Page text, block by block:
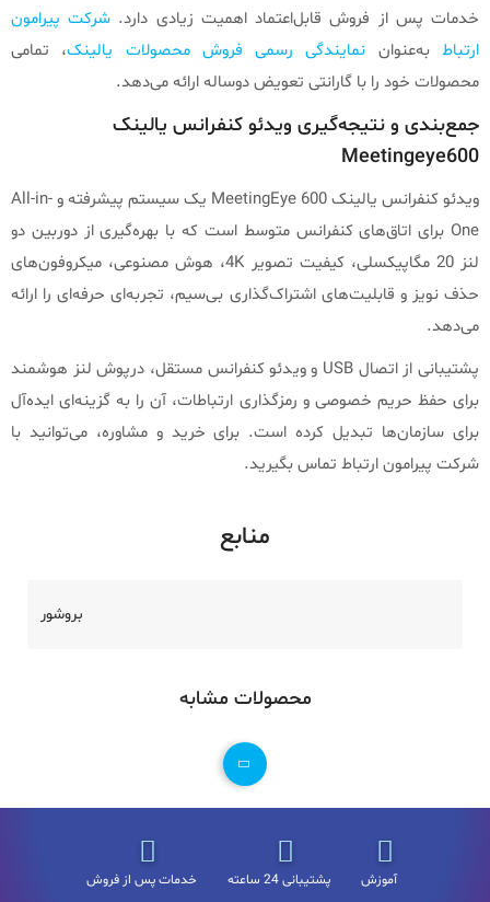
خدمات پس از فروش قابل‌اعتماد اهمیت زیادی دارد. شرکت پیرامون
ارتباطبه‌عنوان نمایندگی رسمی فروش محصولات یالینک، تمامی
محصولات خود را با گارانتی تعویض دوساله ارائه می‌دهد.
جمع‌بندی و نتیجه‌گیری ویدئو کنفرانس یالینک
Meetingeye600
ویدئو کنفرانس یالینک MeetingEye 600 یک سیستم پیشرفته و All-in-
One برای اتاق‌های کنفرانس متوسط است که با بهره‌گیری از دوربین دو
لنز 20 مگاپیکسلی، کیفیت تصویر 4K، هوش مصنوعی، میکروفون‌های
حذف نویز و قابلیت‌های اشتراک‌گذاری بی‌سیم، تجربه‌ای حرفه‌ای را ارائه
می‌دهد.
پشتیبانی از اتصال USB و ویدئو کنفرانس مستقل، درپوش لنز هوشمند
برای حفظ حریم خصوصی و رمزگذاری ارتباطات، آن را به گزینه‌ای ایده‌آل
برای سازمان‌ها تبدیل کرده است. برای خرید و مشاوره، می‌توانید با
شرکت پیرامون ارتباط تماس بگیرید.
منابع
بروشور
محصولات مشابه
آموزش پشتیبانی 24 ساعته خدمات پس از فروش